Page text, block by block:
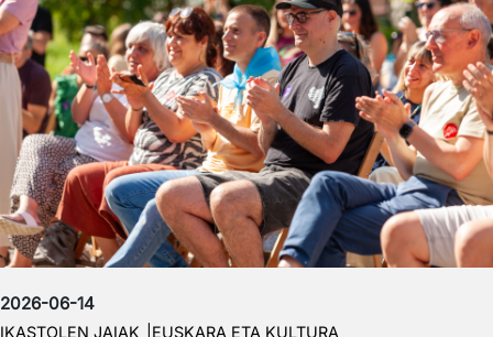
2026-06-14
IKASTOLEN JAIAK EUSKARA ETA KULTURA